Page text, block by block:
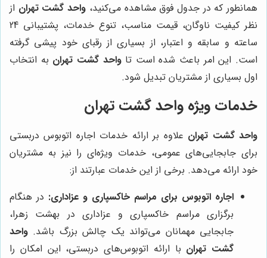
همانطور که در جدول فوق مشاهده می‌کنید، واحد گشت تهران از
نظر کیفیت ناوگان، قیمت مناسب، تنوع خدمات، پشتیبانی 24
ساعته و سابقه و اعتبار، از بسیاری از رقبای خود پیشی گرفته
است. این امر باعث شده است تاواحد گشت تهران به انتخاب
اول بسیاری از مشتریان تبدیل شود.
خدمات ویژه واحد گشت تهران
واحد گشت تهران علاوه بر ارائه خدمات اجاره اتوبوس دربستی
برای جابجایی‌های عمومی، خدمات ویژه‌ای را نیز به مشتریان
خود ارائه می‌دهد. برخی از این خدمات عبارتند از:
اجاره اتوبوس برای مراسم خاکسپاری و عزاداری: در هنگام
برگزاری مراسم خاکسپاری و عزاداری در بهشت زهرا،
جابجایی مهمانان می‌تواند یک چالش بزرگ باشد. واحد
گشت تهران با ارائه اتوبوس‌های دربستی، این امکان را